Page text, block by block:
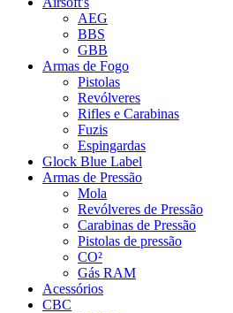
AEG
BBS
GBB
Armas de Fogo
Pistolas
Revólveres
Rifles e Carabinas
Fuzis
Espingardas
Glock Blue Label
Armas de Pressão
Mola
Revólveres de Pressão
Carabinas de Pressão
Pistolas de pressão
CO²
Gás RAM
Acessórios
CBC